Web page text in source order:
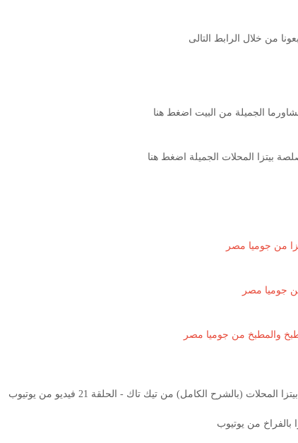
من خلال الرابط التالى
الجميلة من البيت اضغط هنا
بيتزا المحلات الجميلة اضغط هنا
من جوميا مصر
جوميا مصر
والمطبخ من جوميا مصر
(بالشرح الكامل) من تيك تاك - الحلقة 21 فيديو من يوتيوب
بالفراخ من يوتيوب